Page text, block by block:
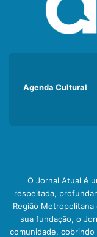
Agenda Cultural
O Jornal Atual é
respeitada,
Região
sua fundação, o
comunidade, cobrindo